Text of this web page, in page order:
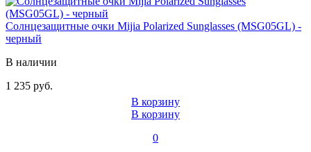
Солнцезащитные очки Mijia Polarized Sunglasses (MSG05GL) -
черный
В наличии
1 235 руб.
В корзину
В корзину
0